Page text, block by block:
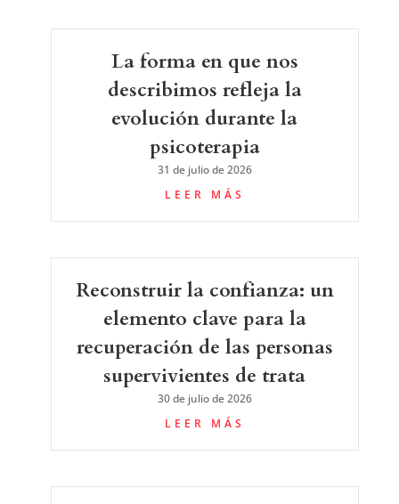
La forma en que nos
describimos refleja la
evolución durante la
psicoterapia
31 de julio de 2026
LEER MÁS
Reconstruir la confianza: un
elemento clave para la
recuperación de las personas
supervivientes de trata
30 de julio de 2026
LEER MÁS